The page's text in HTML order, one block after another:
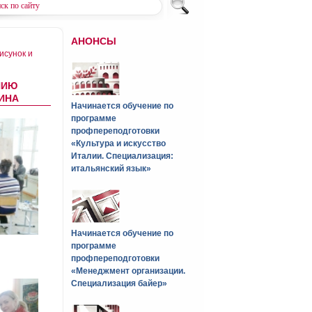
и
АНОНСЫ
Начинается обучение по
программе
профпереподготовки
«Культура и искусство
Италии. Специализация:
итальянский язык»
Начинается обучение по
программе
профпереподготовки
«Менеджмент организации.
Специализация байер»